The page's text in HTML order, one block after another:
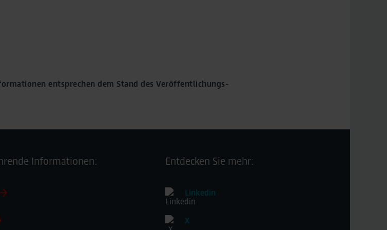
entsprechen dem Stand des Veröffentlichungs-
Informationen: Entdecken Sie mehr:
Linkedin
X